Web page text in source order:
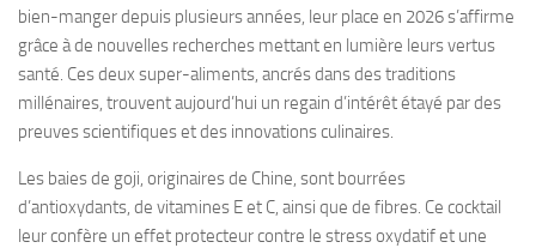
bien-manger depuis plusieurs années, leur place en 2026 s’affirme
grâce à de nouvelles recherches mettant en lumière leurs vertus
santé. Ces deux super-aliments, ancrés dans des traditions
millénaires, trouvent aujourd’hui un regain d’intérêt étayé par des
preuves scientifiques et des innovations culinaires.
Les baies de goji, originaires de Chine, sont bourrées
d’antioxydants, de vitamines E et C, ainsi que de fibres. Ce cocktail
leur confère un effet protecteur contre le stress oxydatif et une